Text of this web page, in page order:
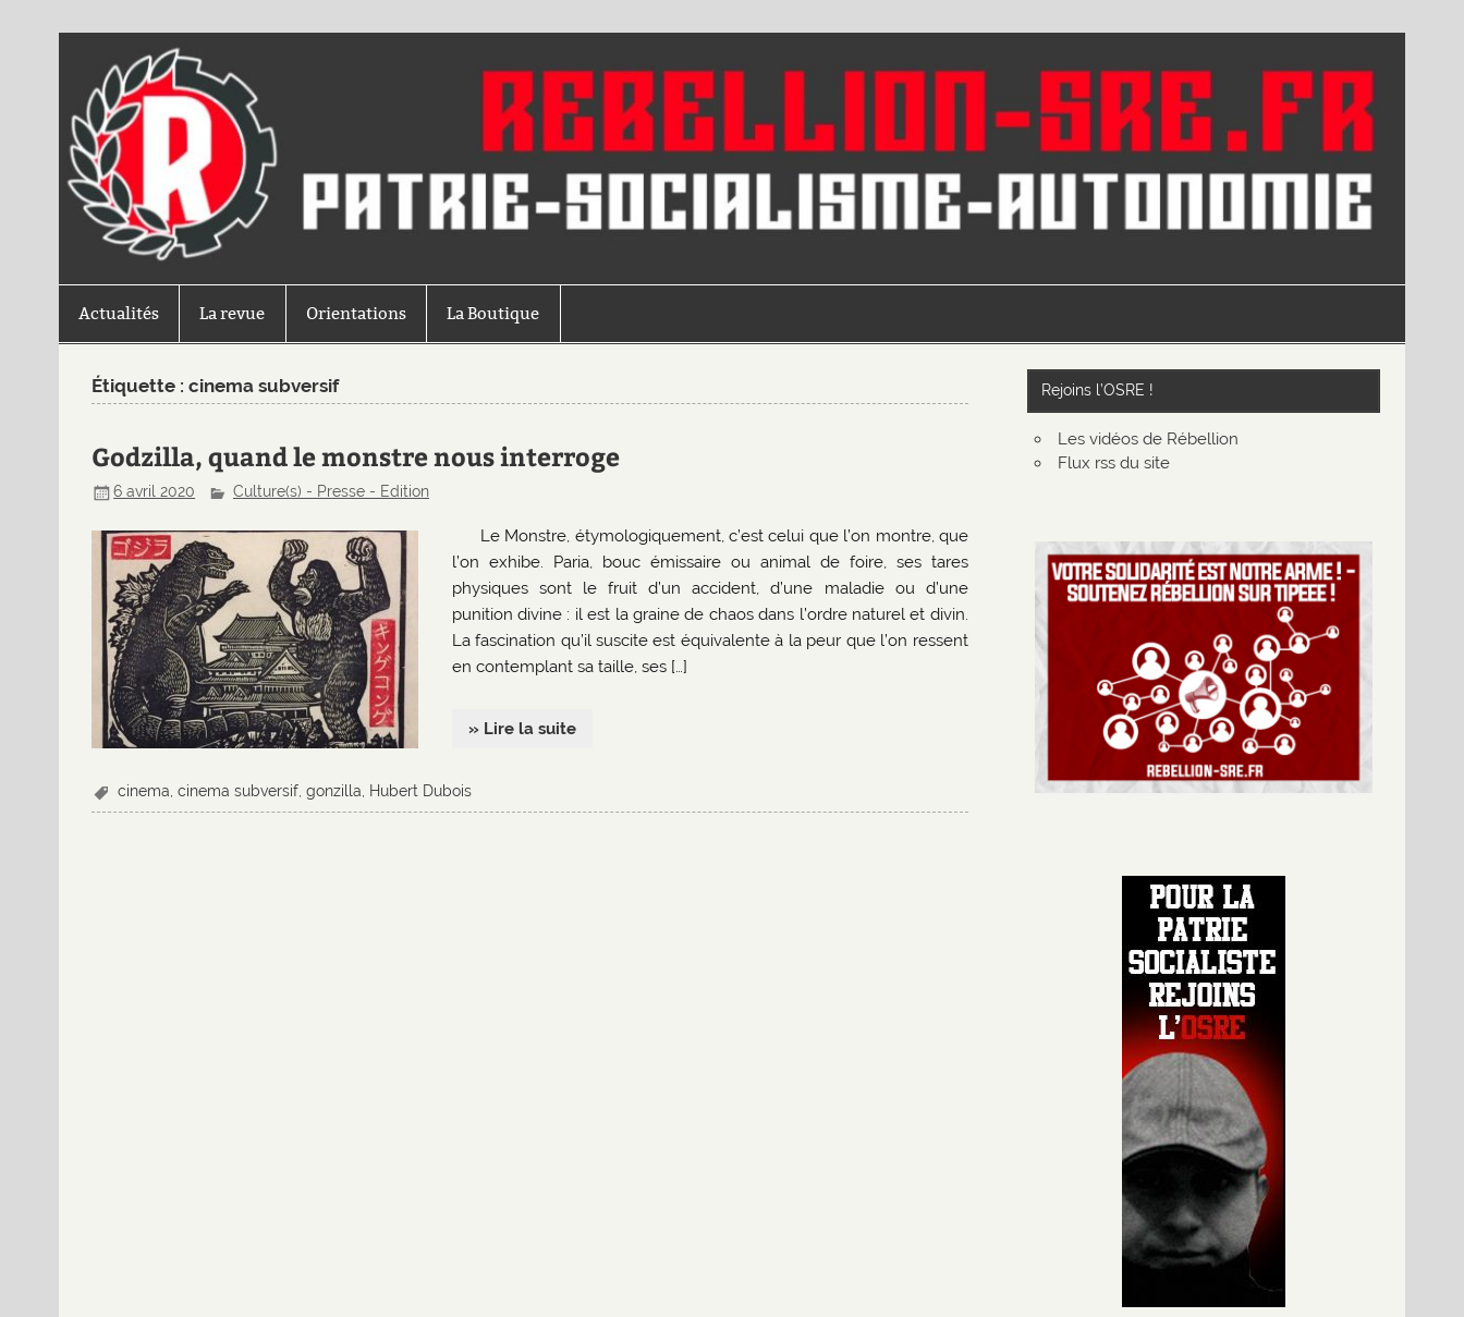
Actualités La revue Orientations La Boutique
Étiquette :cinema subversif
Godzilla, quand le monstre nous interroge
6 avril 2020 Culture(s) - Presse - Edition
Le Monstre, étymologiquement, c’est celui que l’on montre, que
l’on exhibe. Paria, bouc émissaire ou animal de foire, ses tares
physiques sont le fruit d’un accident, d’une maladie ou d’une
punition divine : il est la graine de chaos dans l’ordre naturel et divin.
La fascination qu’il suscite est équivalente à la peur que l’on ressent
en contemplant sa taille, ses […]
» Lire la suite
cinema ,cinema subversif ,gonzilla Hubert Dubois
Rejoins l’OSRE !
Les vidéos de Rébellion
Flux rss du site